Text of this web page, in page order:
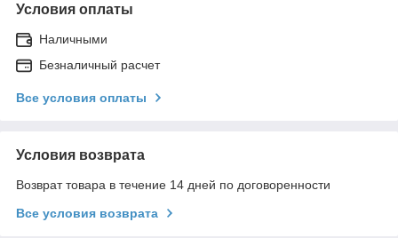
Условия оплаты
Наличными
Безналичный расчет
Все условия оплаты
Условия возврата
Возврат товара в течение 14 дней по договоренности
Все условия возврата